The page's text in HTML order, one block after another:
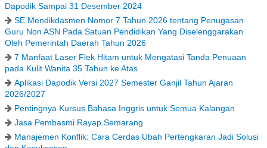
Dapodik Sampai 31 Desember 2024
SE Mendikdasmen Nomor 7 Tahun 2026 tentang Penugasan
Guru Non ASN Pada Satuan Pendidikan Yang Diselenggarakan
Oleh Pemerintah Daerah Tahun 2026
7 Manfaat Laser Flek Hitam untuk Mengatasi Tanda Penuaan
pada Kulit Wanita 35 Tahun ke Atas
Aplikasi Dapodik Versi 2027 Semester Ganjil Tahun Ajaran
2026/2027
Pentingnya Kursus Bahasa Inggris untuk Semua Kalangan
Jasa Pembasmi Rayap Semarang
Manajemen Konflik: Cara Cerdas Ubah Pertengkaran Jadi Solusi